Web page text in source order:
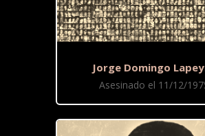
Jorge Domingo
Asesinado el 11/12/